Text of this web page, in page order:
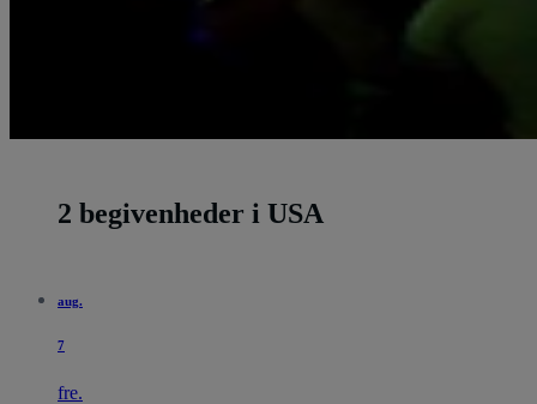
2 begivenheder i USA
aug.
7
fre.